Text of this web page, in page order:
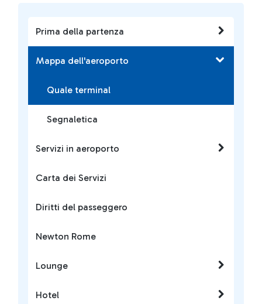
Prima della partenza
Mappa dell'aeroporto
Quale terminal
Segnaletica
Servizi in aeroporto
Carta dei Servizi
Diritti del passeggero
Newton Rome
Lounge
Hotel